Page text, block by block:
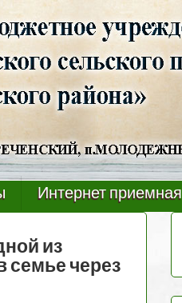
Интернет приемная
из
семье через